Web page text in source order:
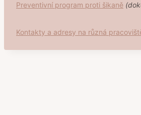
Preventivní program proti šikaně
Kontakty a adresy na různá